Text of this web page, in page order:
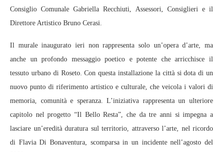
Consiglio Comunale Gabriella Recchiuti, Assessori, Consiglieri e il
Direttore Artistico Bruno Cerasi.
Il murale inaugurato ieri non rappresenta solo un’opera d’arte, ma
anche un profondo messaggio poetico e potente che arricchisce il
tessuto urbano di Roseto. Con questa installazione la città si dota di un
nuovo punto di riferimento artistico e culturale, che veicola i valori di
memoria, comunità e speranza. L’iniziativa rappresenta un ulteriore
capitolo nel progetto “Il Bello Resta”, che da tre anni si impegna a
lasciare un’eredità duratura sul territorio, attraverso l’arte, nel ricordo
di Flavia Di Bonaventura, scomparsa in un incidente nell’agosto del